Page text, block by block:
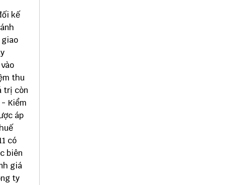
kế
giao
thu
trị còn
Kiểm
áp
có
biên
giá
ty